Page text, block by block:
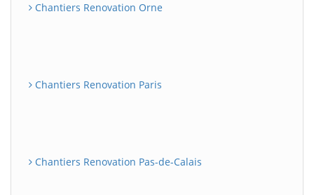
Chantiers Renovation Orne
Chantiers Renovation Paris
Chantiers Renovation Pas-de-Calais